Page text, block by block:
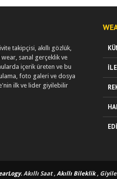
takipçisi, akıllı gözlük,
sanal gerçeklik ve
içerik üreten ve bu
foto galeri ve dosya
ilk ve lider giyilebilir
. Akıllı Saat , Akıllı Bileklik,